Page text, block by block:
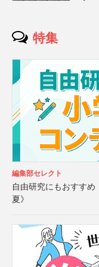
特集
編集部セレクト
自由研究にもおすす
夏》